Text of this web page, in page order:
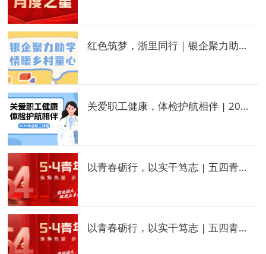
红色筑梦，浙里同行｜银企聚力助学，情暖乡村童心
关爱职工健康，体检护航相伴 | 2026年度职工体检圆满结束
以青春砺行，以实干笃志 | 五四青年模范——梁博
以青春砺行，以实干笃志 | 五四青年模范——陈浩